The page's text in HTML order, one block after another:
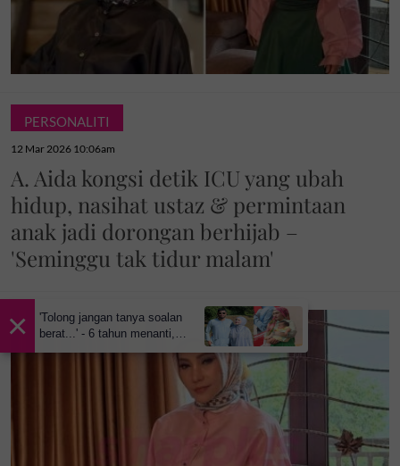
PERSONALITI
12 Mar 2026 10:06am
A. Aida kongsi detik ICU yang ubah
hidup, nasihat ustaz & permintaan
anak jadi dorongan berhijab –
'Seminggu tak tidur malam'
×
'Tolong jangan tanya soalan
berat...' - 6 tahun menanti,
Mamat Sepah tersentuh lihat
isteri ditanya tentang zuriat,
mohon doa dikurniakan anak